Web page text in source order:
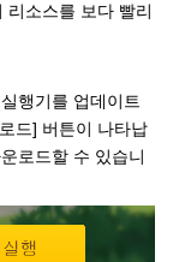
리소스를 보다 빨리
행기를 업데이트
드] 버튼이 나타납
로드할 수 있습니